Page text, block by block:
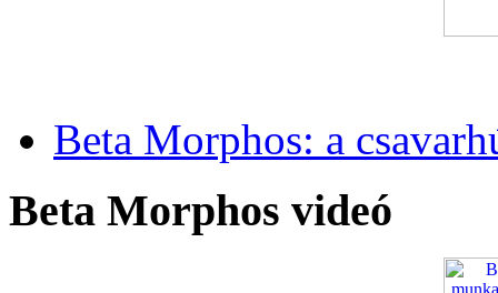
Beta Morphos: a
Beta Morphos videó